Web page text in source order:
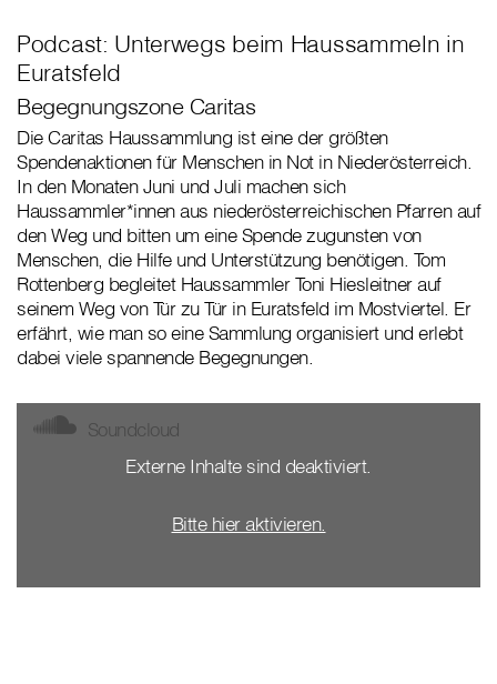
Podcast: Unterwegs beim Haussammeln in
Euratsfeld
Begegnungszone Caritas
Die Caritas Haussammlung ist eine der größten
Spendenaktionen für Menschen in Not in Niederösterreich.
In den Monaten Juni und Juli machen sich
Haussammler*innen aus niederösterreichischen Pfarren auf
den Weg und bitten um eine Spende zugunsten von
Menschen, die Hilfe und Unterstützung benötigen. Tom
Rottenberg begleitet Haussammler Toni Hiesleitner auf
seinem Weg von Tür zu Tür in Euratsfeld im Mostviertel. Er
erfährt, wie man so eine Sammlung organisiert und erlebt
dabei viele spannende Begegnungen.
Soundcloud
Externe Inhalte sind deaktiviert.
Bitte hier aktivieren.